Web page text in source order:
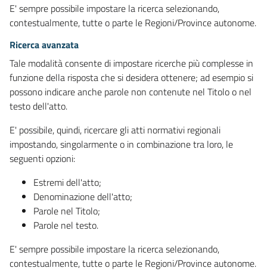
E' sempre possibile impostare la ricerca selezionando,
contestualmente, tutte o parte le Regioni/Province autonome.
Ricerca avanzata
Tale modalità consente di impostare ricerche più complesse in
funzione della risposta che si desidera ottenere; ad esempio si
possono indicare anche parole non contenute nel Titolo o nel
testo dell'atto.
E' possibile, quindi, ricercare gli atti normativi regionali
impostando, singolarmente o in combinazione tra loro, le
seguenti opzioni:
Estremi dell'atto;
Denominazione dell'atto;
Parole nel Titolo;
Parole nel testo.
E' sempre possibile impostare la ricerca selezionando,
contestualmente, tutte o parte le Regioni/Province autonome.